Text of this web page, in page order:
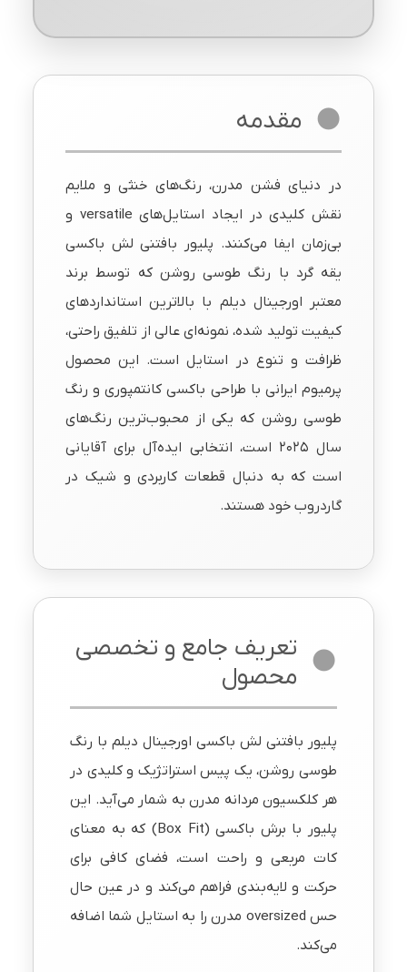
مقدمه
در دنیای فشن مدرن، رنگ‌های خنثی و ملایم
نقش کلیدی در ایجاد استایل‌های versatile و
بی‌زمان ایفا می‌کنند. پلیور بافتنی لش باکسی
یقه گرد با رنگ طوسی روشن که توسط برند
معتبر اورجینال دیلم با بالاترین استانداردهای
کیفیت تولید شده، نمونه‌ای عالی از تلفیق راحتی،
ظرافت و تنوع در استایل است. این محصول
پرمیوم ایرانی با طراحی باکسی کانتمپوری و رنگ
طوسی روشن که یکی از محبوب‌ترین رنگ‌های
سال ۲۰۲۵ است، انتخابی ایده‌آل برای آقایانی
است که به دنبال قطعات کاربردی و شیک در
گاردروب خود هستند.
تعریف جامع و تخصصی
محصول
پلیور بافتنی لش باکسی اورجینال دیلم با رنگ
طوسی روشن، یک پیس استراتژیک و کلیدی در
هر کلکسیون مردانه مدرن به شمار می‌آید. این
پلیور با برش باکسی (Box Fit) که به معنای
کات مربعی و راحت است، فضای کافی برای
حرکت و لایه‌بندی فراهم می‌کند و در عین حال
حس oversized مدرن را به استایل شما اضافه
می‌کند.